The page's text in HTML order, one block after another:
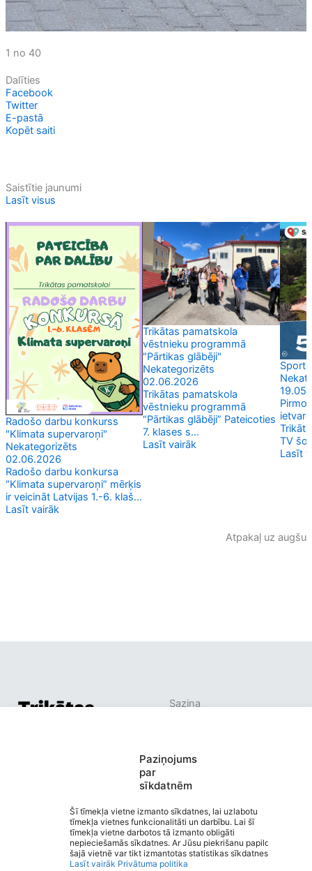
Paziņojums
par
sīkdatnēm
Šī tīmekļa vietne izmanto sīkdatnes, lai uzlabotu
tīmekļa vietnes funkcionalitāti un darbību. Lai šī
tīmekļa vietne darbotos tā izmanto obligāti
nepieciešamās sīkdatnes. Ar Jūsu piekrišanu papildus
šajā vietnē var tikt izmantotas statistikas sīkdatnes.
Lasīt vairāk Privātuma politika
1 no 40
Dalīties
Facebook
Twitter
E-pastā
Kopēt saiti
Saistītie jaunumi
Lasīt visus
Radošo darbu konkurss
"Klimata supervaroņi"
Nekategorizēts
02.06.2026
Radošo darbu konkursa
“Klimata supervaroņi” mērķis
ir veicināt Latvijas 1.-6. klaš...
Lasīt vairāk
Trikātas pamatskola
vēstnieku programmā
"Pārtikas glābēji"
Nekategorizēts
02.06.2026
Trikātas pamatskola
vēstnieku programmā
“Pārtikas glābēji” Pateicoties
7. klases s...
Lasīt vairāk
Pirmo
TV
Lasīt
Atpakaļ uz augšu
Saziņa
Privātuma politika
Piekļūstamība
Ziņot par kļūdu